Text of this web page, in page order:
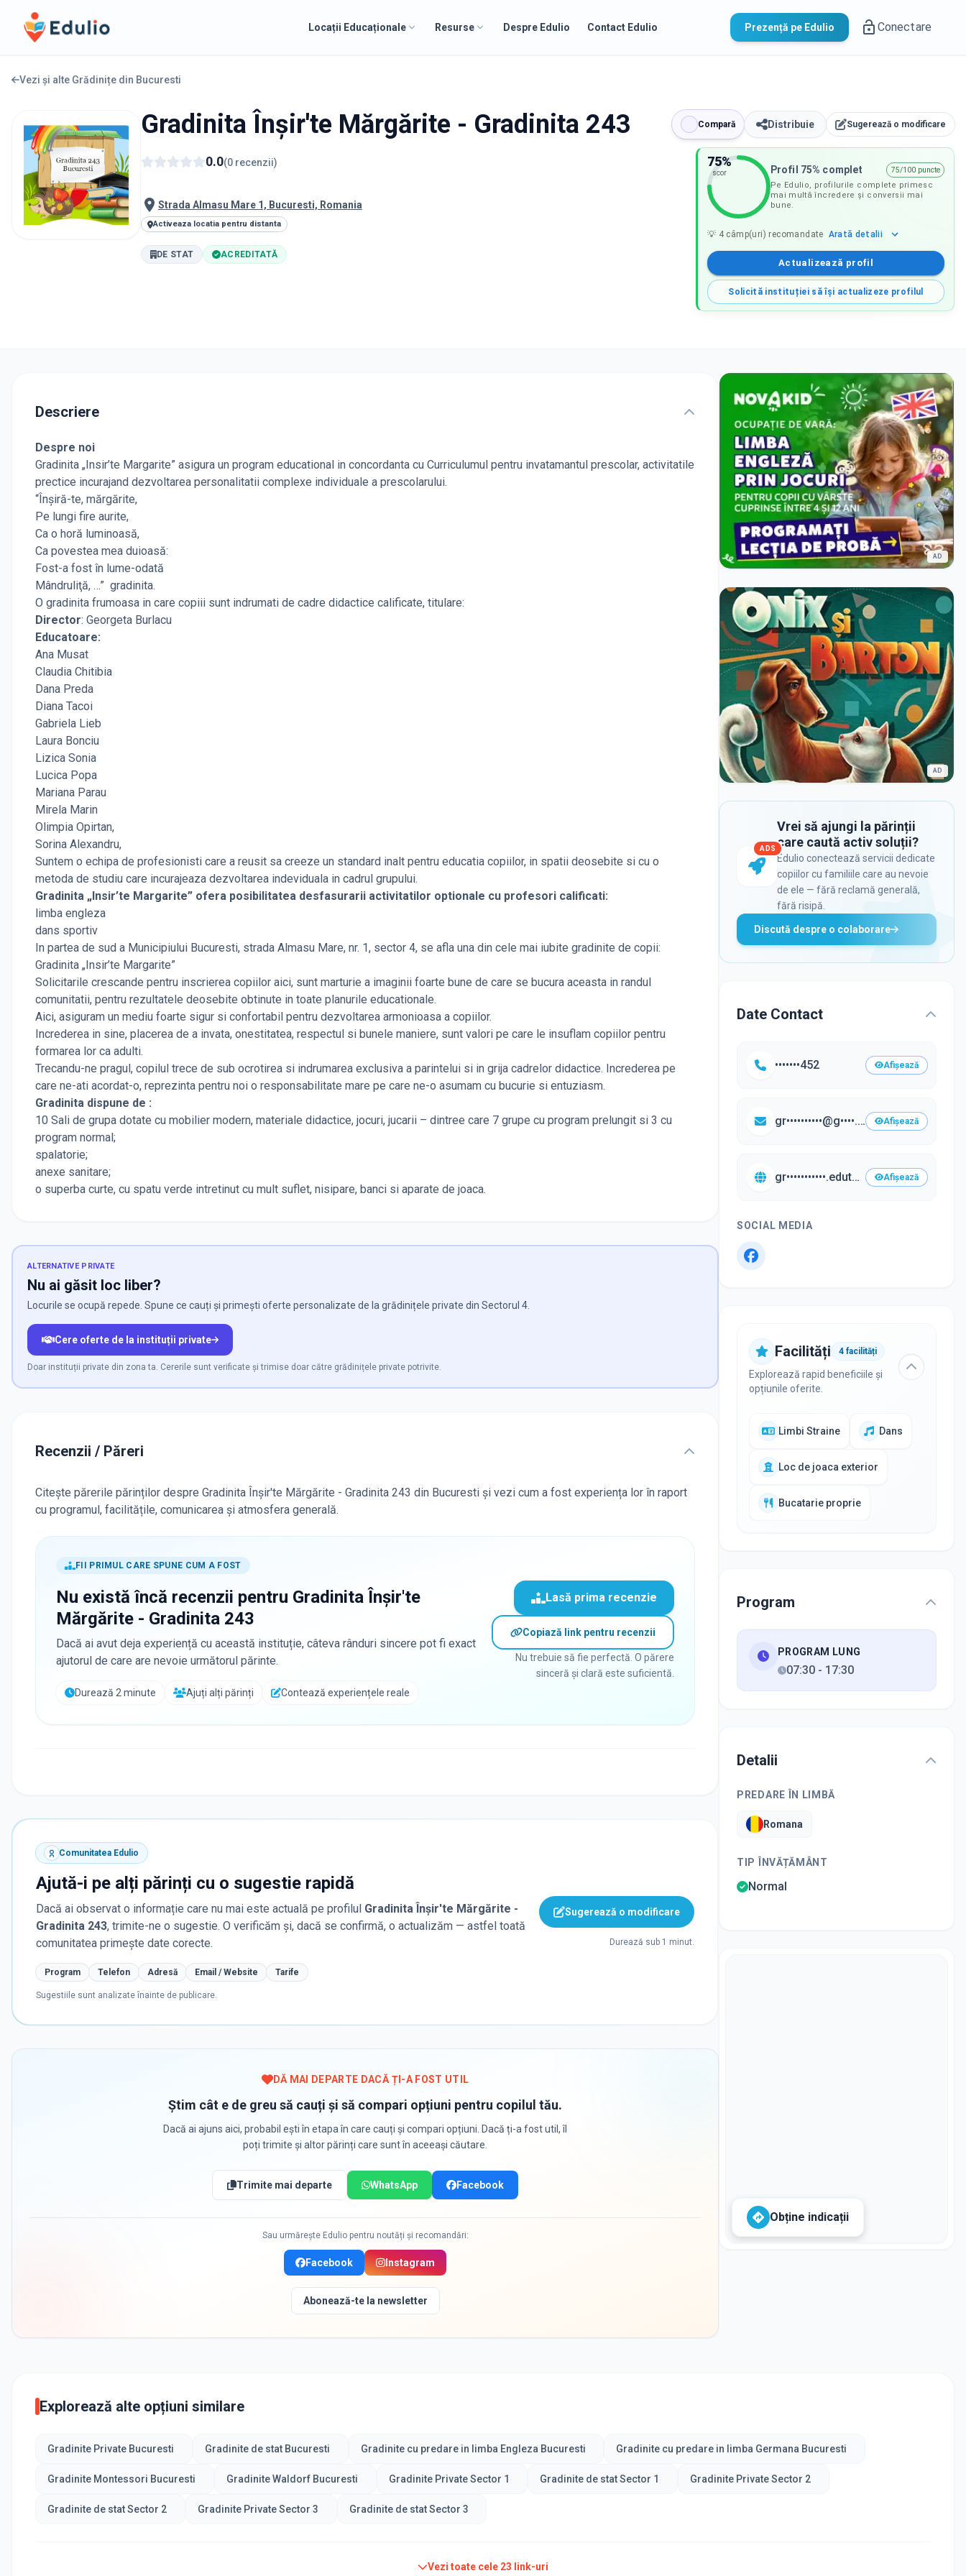
Edulio
Locații Educaționale Resurse Despre Edulio Contact Edulio Prezență pe Edulio Conectare
Vezi și alte Grădinițe din Bucuresti
Gradinita Înșir'te Mărgărite - Gradinita 243 Compară Distribuie Sugerează o modificare
0.0(0 recenzii)
Strada Almasu Mare 1, Bucuresti, Romania
Activeaza locatia pentru distanta
DE STAT ACREDITATĂ
75%
scor Profil 75% complet
75/100 puncte
Pe Edulio, profilurile complete primesc
mai multă încredere și conversii mai
bune.
💡 4 câmp(uri) recomandate Arată detalii
Actualizează profil
Solicită instituției să își actualizeze profilul
Descriere
Despre noi
Gradinita „Insir’te Margarite” asigura un program educational in concordanta cu Curriculumul pentru invatamantul prescolar, activitatile
prectice incurajand dezvoltarea personalitatii complexe individuale a prescolarului.
“Înşiră-te, mărgărite,
Pe lungi fire aurite,
Ca o horă luminoasă,
Ca povestea mea duioasă:
Fost-a fost în lume-odată
Mândruliţă, …” gradinita.
O gradinita frumoasa in care copiii sunt indrumati de cadre didactice calificate, titulare:
Director: Georgeta Burlacu
Educatoare:
Ana Musat
Claudia Chitibia
Dana Preda
Diana Tacoi
Gabriela Lieb
Laura Bonciu
Lizica Sonia
Lucica Popa
Mariana Parau
Mirela Marin
Olimpia Opirtan,
Sorina Alexandru,
Suntem o echipa de profesionisti care a reusit sa creeze un standard inalt pentru educatia copiilor, in spatii deosebite si cu o
metoda de studiu care incurajeaza dezvoltarea indeviduala in cadrul grupului.
Gradinita „Insir’te Margarite” ofera posibilitatea desfasurarii activitatilor optionale cu profesori calificati:
limba engleza
dans sportiv
In partea de sud a Municipiului Bucuresti, strada Almasu Mare, nr. 1, sector 4, se afla una din cele mai iubite gradinite de copii:
Gradinita „Insir’te Margarite”
Solicitarile crescande pentru inscrierea copiilor aici, sunt marturie a imaginii foarte bune de care se bucura aceasta in randul
comunitatii, pentru rezultatele deosebite obtinute in toate planurile educationale.
Aici, asiguram un mediu foarte sigur si confortabil pentru dezvoltarea armonioasa a copiilor.
Increderea in sine, placerea de a invata, onestitatea, respectul si bunele maniere, sunt valori pe care le insuflam copiilor pentru
formarea lor ca adulti.
Trecandu-ne pragul, copilul trece de sub ocrotirea si indrumarea exclusiva a parintelui si in grija cadrelor didactice. Increderea pe
care ne-ati acordat-o, reprezinta pentru noi o responsabilitate mare pe care ne-o asumam cu bucurie si entuziasm.
Gradinita dispune de :
10 Sali de grupa dotate cu mobilier modern, materiale didactice, jocuri, jucarii – dintree care 7 grupe cu program prelungit si 3 cu
program normal;
spalatorie;
anexe sanitare;
o superba curte, cu spatu verde intretinut cu mult suflet, nisipare, banci si aparate de joaca.
ALTERNATIVE PRIVATE
Nu ai găsit loc liber?
Locurile se ocupă repede. Spune ce cauți și primești oferte personalizate de la grădinițele private din Sectorul 4.
Cere oferte de la instituții private
Doar instituții private din zona ta. Cererile sunt verificate și trimise doar către grădinițele private potrivite.
Recenzii / Păreri
Citește părerile părinților despre Gradinita Înșir'te Mărgărite - Gradinita 243 din Bucuresti și vezi cum a fost experiența lor în raport
cu programul, facilitățile, comunicarea și atmosfera generală.
FII PRIMUL CARE SPUNE CUM A FOST
Nu există încă recenzii pentru Gradinita Înșir'te
Mărgărite - Gradinita 243
Dacă ai avut deja experiență cu această instituție, câteva rânduri sincere pot fi exact
ajutorul de care are nevoie următorul părinte.
Durează 2 minute Ajuți alți părinți Contează experiențele reale
Lasă prima recenzie
Copiază link pentru recenzii
Nu trebuie să fie perfectă. O părere
sinceră și clară este suficientă.
Comunitatea Edulio
Ajută-i pe alți părinți cu o sugestie rapidă
Dacă ai observat o informație care nu mai este actuală pe profilul Gradinita Înșir'te Mărgărite -
Gradinita 243, trimite-ne o sugestie. O verificăm și, dacă se confirmă, o actualizăm — astfel toată
comunitatea primește date corecte.
Program Telefon Adresă Email / Website Tarife
Sugestiile sunt analizate înainte de publicare.
Sugerează o modificare
Durează sub 1 minut.
DĂ MAI DEPARTE DACĂ ȚI-A FOST UTIL
Știm cât e de greu să cauți și să compari opțiuni pentru copilul tău.
Dacă ai ajuns aici, probabil ești în etapa în care cauți și compari opțiuni. Dacă ți-a fost util, îl
poți trimite și altor părinți care sunt în aceeași căutare.
Trimite mai departe WhatsApp Facebook
Sau urmărește Edulio pentru noutăți și recomandări:
Facebook Instagram
Abonează-te la newsletter
AD
AD
ADS
Vrei să ajungi la părinții
care caută activ soluții?
Edulio conectează servicii dedicate
copiilor cu familiile care au nevoie
de ele — fără reclamă generală,
fără risipă.
Discută despre o colaborare
Date Contact
•••••••452 Afișează
gr••••••••••@g••••.com Afișează
gr•••••••••••.eduteca.ro/•••Afișează
SOCIAL MEDIA
Facilități 4 facilități
Explorează rapid beneficiile și
opțiunile oferite.
Limbi Straine Dans
Loc de joaca exterior
Bucatarie proprie
Program
PROGRAM LUNG
07:30 - 17:30
Detalii
PREDARE ÎN LIMBĂ
Romana
TIP ÎNVĂȚĂMÂNT
Normal
Obține indicații
Explorează alte opțiuni similare
Gradinite Private Bucuresti Gradinite de stat Bucuresti Gradinite cu predare in limba Engleza Bucuresti Gradinite cu predare in limba Germana Bucuresti
Gradinite Montessori Bucuresti Gradinite Waldorf Bucuresti Gradinite Private Sector 1 Gradinite de stat Sector 1 Gradinite Private Sector 2
Gradinite de stat Sector 2 Gradinite Private Sector 3 Gradinite de stat Sector 3
Vezi toate cele 23 link-uri